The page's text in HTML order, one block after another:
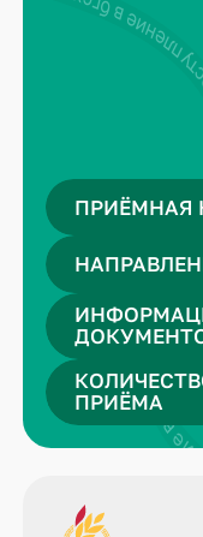
ПРИЁМНАЯ
ПРИЁМА